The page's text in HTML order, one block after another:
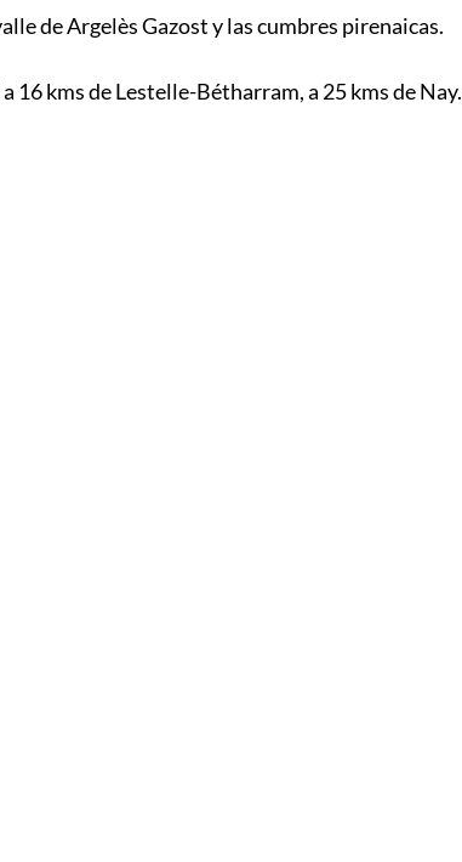
de Argelès Gazost y las cumbres pirenaicas.
16 kms de Lestelle-Bétharram, a 25 kms de Nay.